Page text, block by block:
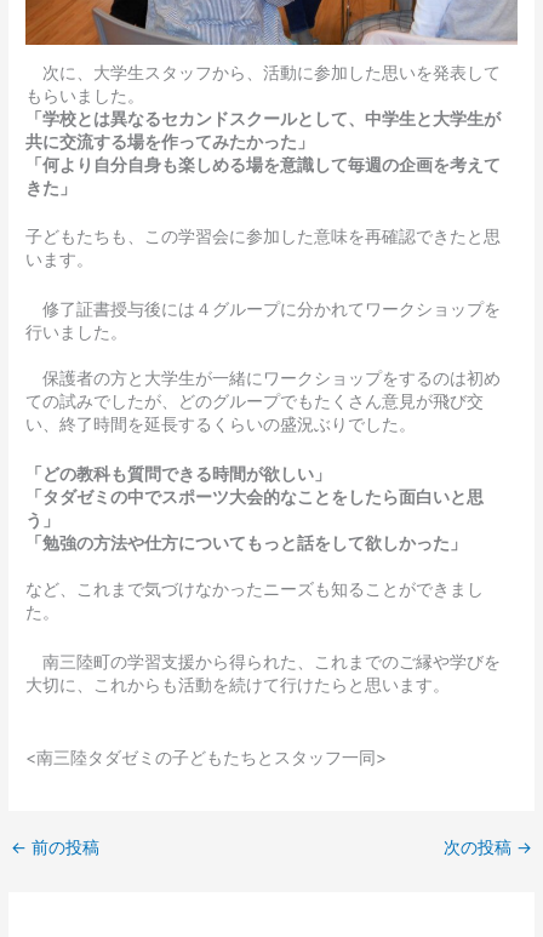
次に、大学生スタッフから、活動に参加した思いを発表して
もらいました。
「学校とは異なるセカンドスクールとして、中学生と大学生が
共に交流する場を作ってみたかった」
「何より自分自身も楽しめる場を意識して毎週の企画を考えて
きた」
子どもたちも、この学習会に参加した意味を再確認できたと思
います。
修了証書授与後には４グループに分かれてワークショップを
行いました。
保護者の方と大学生が一緒にワークショップをするのは初め
ての試みでしたが、どのグループでもたくさん意見が飛び交
い、終了時間を延長するくらいの盛況ぶりでした。
「どの教科も質問できる時間が欲しい」
「タダゼミの中でスポーツ大会的なことをしたら面白いと思
う」
「勉強の方法や仕方についてもっと話をして欲しかった」
など、これまで気づけなかったニーズも知ることができまし
た。
南三陸町の学習支援から得られた、これまでのご縁や学びを
大切に、これからも活動を続けて行けたらと思います。
<南三陸タダゼミの子どもたちとスタッフ一同>
← 前の投稿 次の投稿 →